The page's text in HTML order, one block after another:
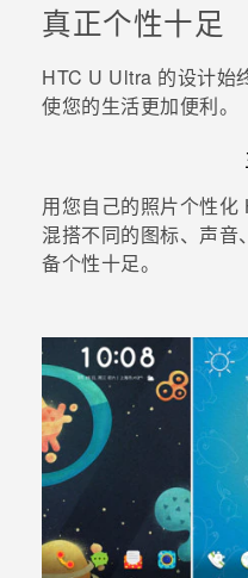
在线客服
真正个性十足
HTC U Ultra 的设计始
使您的生活更加便利。
用您自己的照片个性化
混搭不同的图标、声
备个性十足。